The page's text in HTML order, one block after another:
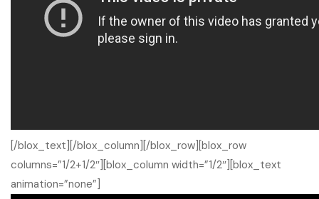
[/blox_text][/blox_column][/blox_row][blox_row
columns=”1/2+1/2″][blox_column width=”1/2″][blox_text
animation=”none”]